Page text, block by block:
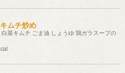
ムチ炒め
白菜キムチ ごま油 しょうゆ 鶏ガラスープの